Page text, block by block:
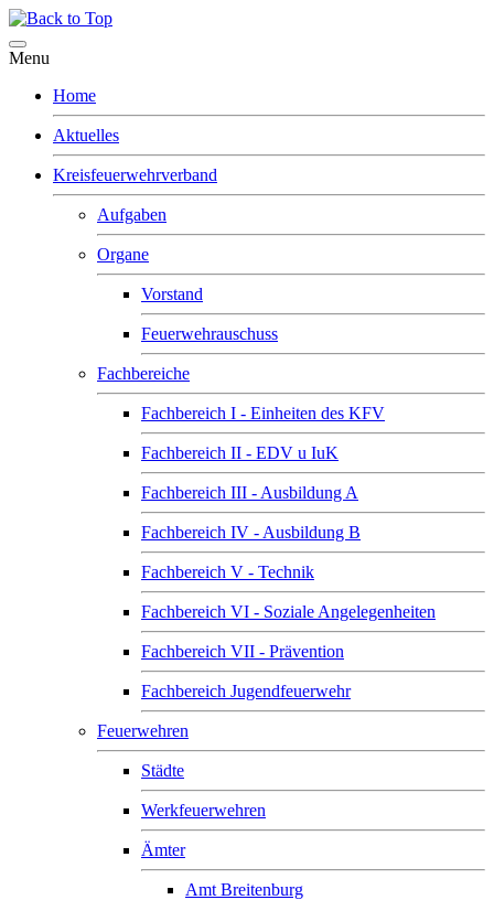
Menu
Home
Aktuelles
Kreisfeuerwehrverband
Aufgaben
Organe
Vorstand
Feuerwehrauschuss
Fachbereiche
Fachbereich I - Einheiten des KFV
Fachbereich II - EDV u IuK
Fachbereich III - Ausbildung A
Fachbereich IV - Ausbildung B
Fachbereich V - Technik
Fachbereich VI - Soziale Angelegenheiten
Fachbereich VII - Prävention
Fachbereich Jugendfeuerwehr
Feuerwehren
Städte
Werkfeuerwehren
Ämter
Amt Breitenburg